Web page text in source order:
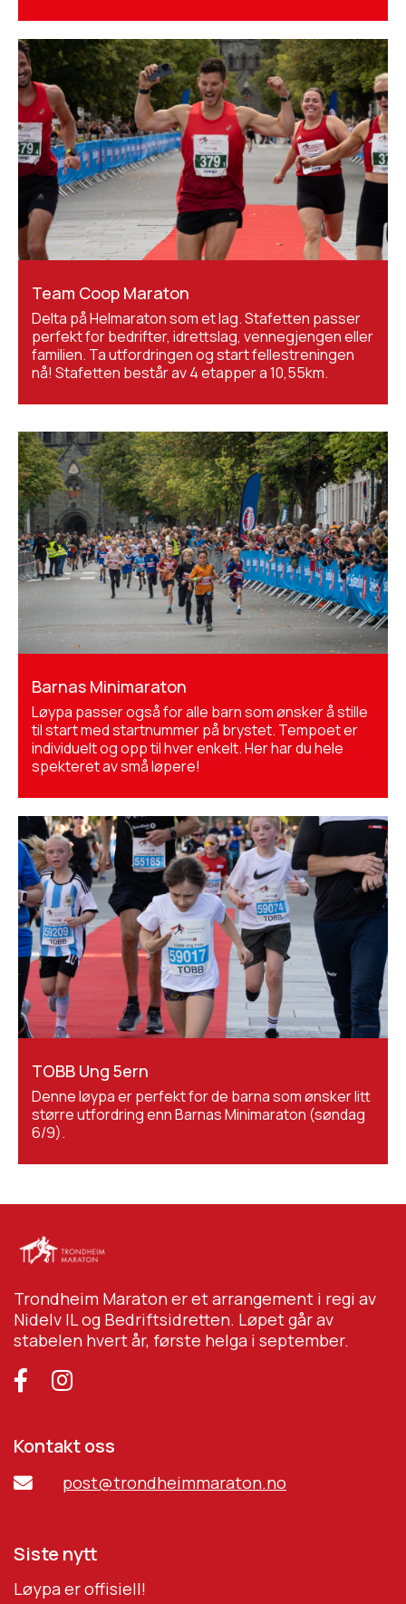
Team Coop Maraton
Delta på Helmaraton som et lag. Stafetten passer
perfekt for bedrifter, idrettslag, vennegjengen eller
familien. Ta utfordringen og start fellestreningen
nå! Stafetten består av 4 etapper a 10,55km.
Barnas Minimaraton
Løypa passer også for alle barn som ønsker å stille
til start med startnummer på brystet. Tempoet er
individuelt og opp til hver enkelt. Her har du hele
spekteret av små løpere!
TOBB Ung 5ern
Denne løypa er perfekt for de barna som ønsker litt
større utfordring enn Barnas Minimaraton (søndag
6/9).
Trondheim Maraton er et arrangement i regi av
Nidelv IL og Bedriftsidretten. Løpet går av
stabelen hvert år, første helga i september.
Kontakt oss
post@trondheimmaraton.no
Siste nytt
Løypa er offisiell!